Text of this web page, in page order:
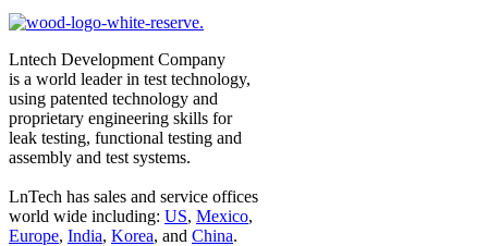
동영상 재생
Lntech Development Company
is a world leader in test technology,
using patented technology and
proprietary engineering skills for
leak testing, functional testing and
assembly and test systems.
LnTech has sales and service offices
world wide including: US, Mexico,
Europe, India, Korea, and China.